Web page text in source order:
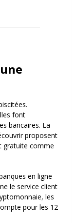
font
bancaires. La
proposent
gratuite comme
en ligne
le service client
les
pour les 12